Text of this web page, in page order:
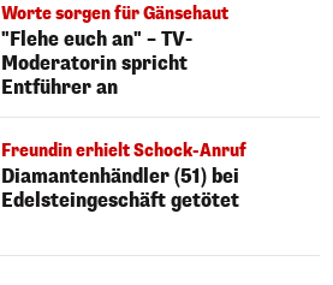
Worte sorgen für Gänsehaut
"Flehe euch an" – TV-
Moderatorin spricht
Entführer an
Freundin erhielt Schock-Anruf
Diamantenhändler (51) bei
Edelsteingeschäft getötet